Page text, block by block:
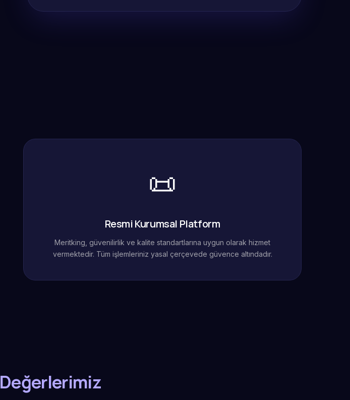
📜
Resmi Kurumsal Platform
Meritking, güvenilirlik ve kalite standartlarına uygun olarak hizmet
vermektedir. Tüm işlemleriniz yasal çerçevede güvence altındadır.
Değerlerimiz